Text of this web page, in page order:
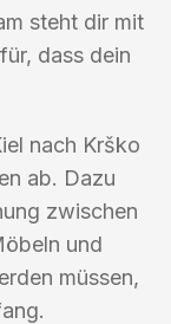
steht dir mit
dass dein
nach Krško
ab. Dazu
zwischen
und
müssen,